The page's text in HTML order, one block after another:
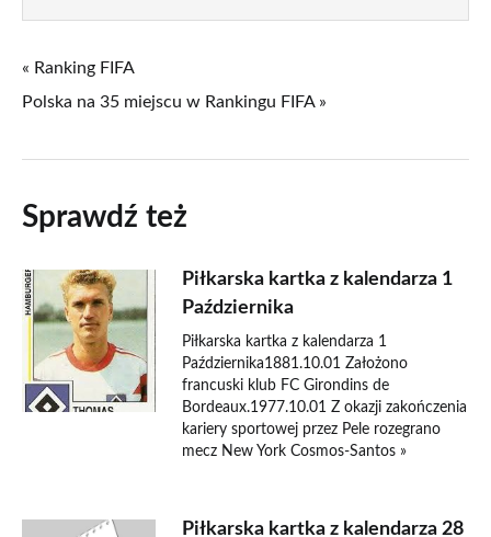
« Ranking FIFA
Polska na 35 miejscu w Rankingu FIFA »
Sprawdź też
Piłkarska kartka z kalendarza 1
Października
Piłkarska kartka z kalendarza 1
Października1881.10.01 Założono
francuski klub FC Girondins de
Bordeaux.1977.10.01 Z okazji zakończenia
kariery sportowej przez Pele rozegrano
mecz New York Cosmos-Santos »
Piłkarska kartka z kalendarza 28